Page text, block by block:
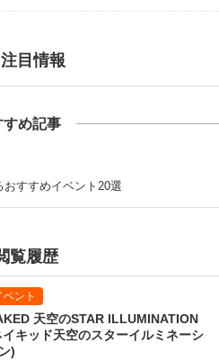
注目情報
すめ記事
すすめイベント20選
覧履歴
天空のSTAR ILLUMINATION
キッド天空のスターイルミネーシ
)